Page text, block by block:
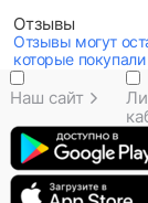
Отзывы
Отзывы могут
которые
Наш сайт